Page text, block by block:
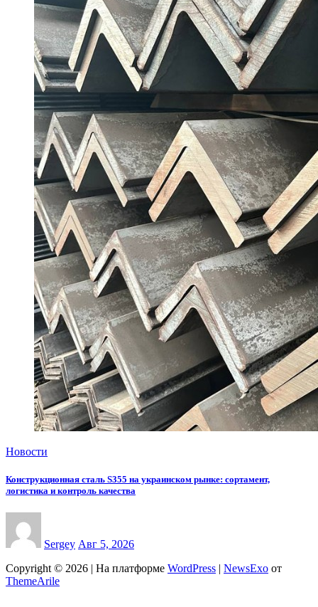
Новости
Конструкционная сталь S355 на украинском рынке: сортамент,
логистика и контроль качества
Sergey Авг 5, 2026
Copyright © 2026 | На платформе WordPress NewsExo от
ThemeArile